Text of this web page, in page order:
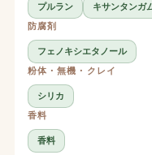
プルラン キサンタンガ
防腐剤
フェノキシエタノール
粉体・無機・クレイ
シリカ
香料
香料